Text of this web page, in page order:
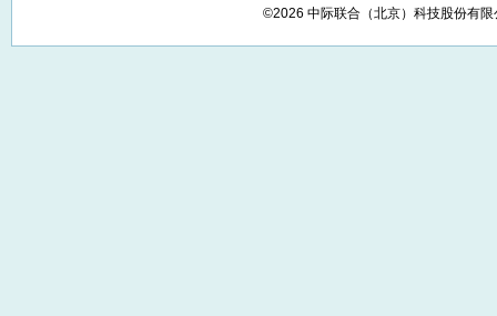
©2026 中际联合（北京）科技股份有